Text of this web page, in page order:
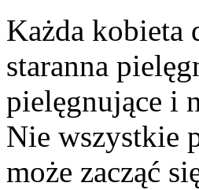
Każda kobieta
staranna
pielęgnujące i
Nie wszystkie
może zacząć